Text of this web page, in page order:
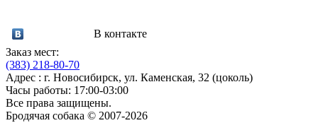
В контакте
Заказ мест:
(383) 218-80-70
Адрес : г. Новосибирск, ул. Каменская, 32 (цоколь)
Часы работы: 17:00-03:00
Все права защищены.
Бродячая собака © 2007-2026